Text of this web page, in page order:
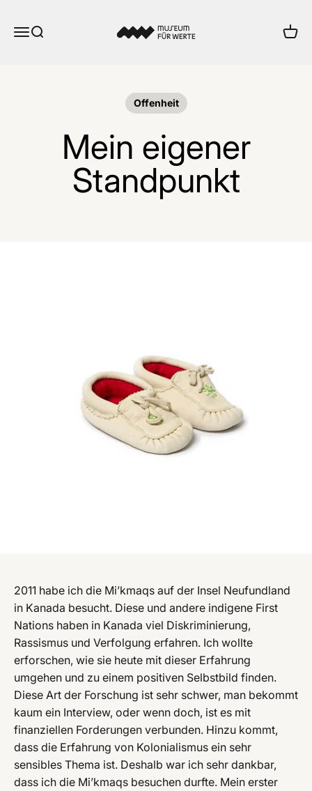
MenüSuche
Offenheit
Mein eigener
Standpunkt
2011 habe ich die Mi’kmaqs auf der Insel Neufundland
in Kanada besucht. Diese und andere indigene First
Nations haben in Kanada viel Diskriminierung,
Rassismus und Verfolgung erfahren. Ich wollte
erforschen, wie sie heute mit dieser Erfahrung
umgehen und zu einem positiven Selbstbild finden.
Diese Art der Forschung ist sehr schwer, man bekommt
kaum ein Interview, oder wenn doch, ist es mit
finanziellen Forderungen verbunden. Hinzu kommt,
dass die Erfahrung von Kolonialismus ein sehr
sensibles Thema ist. Deshalb war ich sehr dankbar,
dass ich die Mi’kmaqs besuchen durfte. Mein erster